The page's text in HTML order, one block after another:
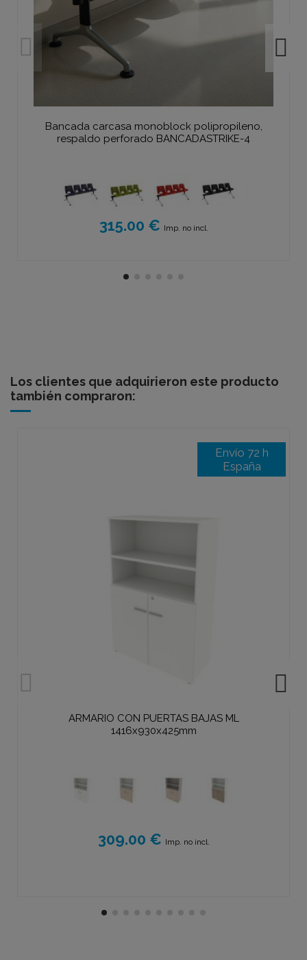
Bancada carcasa monoblock polipropileno,
respaldo perforado BANCADASTRIKE-4
315.00 € Imp. no incl.
Los clientes que adquirieron este producto
también compraron:
Envío 72 h
España
ARMARIO CON PUERTAS BAJAS ML
1416x930x425mm
309.00 € Imp. no incl.